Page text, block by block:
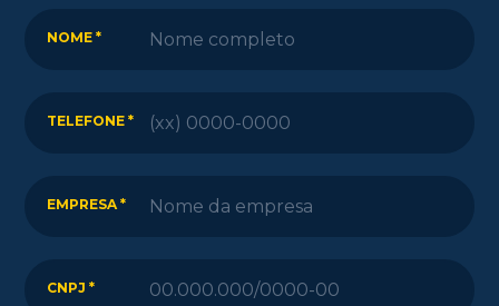
NOME *
TELEFONE *
EMPRESA *
CNPJ *